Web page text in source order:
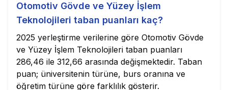
Otomotiv Gövde ve Yüzey İşlem
Teknolojileri taban puanları kaç?
2025 yerleştirme verilerine göre Otomotiv Gövde
ve Yüzey İşlem Teknolojileri taban puanları
286,46 ile 312,66 arasında değişmektedir. Taban
puan; üniversitenin türüne, burs oranına ve
öğretim türüne göre farklılık gösterir.